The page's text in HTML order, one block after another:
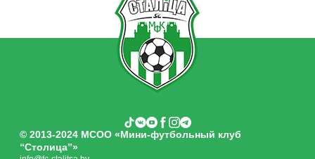
© 2013-2024 МСОО «Мини-футбольный клуб
“Столица”»